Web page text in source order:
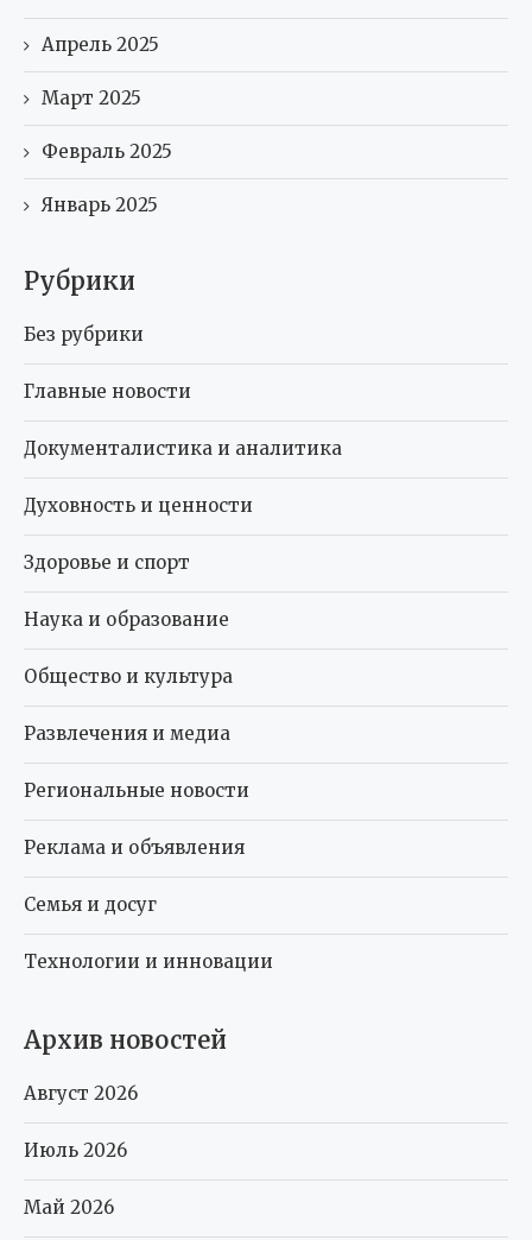
Апрель 2025
Март 2025
Февраль 2025
Январь 2025
Рубрики
Без рубрики
Главные новости
Документалистика и аналитика
Духовность и ценности
Здоровье и спорт
Наука и образование
Общество и культура
Развлечения и медиа
Региональные новости
Реклама и объявления
Семья и досуг
Технологии и инновации
Архив новостей
Август 2026
Июль 2026
Май 2026